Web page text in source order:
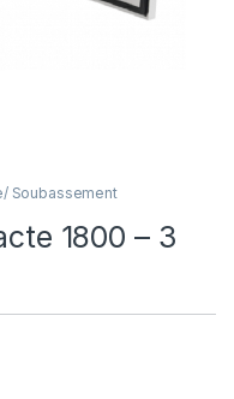
Soubassement
1800 – 3